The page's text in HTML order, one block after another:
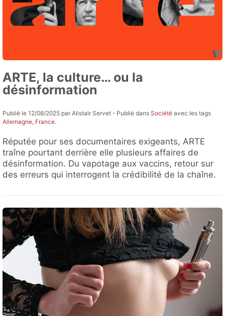
ARTE, la culture… ou la
désinformation
Publié le 12/08/2025 par Alistair Servet - Publié dans Société avec les tags
Allemagne, France.
Réputée pour ses documentaires exigeants, ARTE
traîne pourtant derrière elle plusieurs affaires de
désinformation. Du vapotage aux vaccins, retour sur
des erreurs qui interrogent la crédibilité de la chaîne.